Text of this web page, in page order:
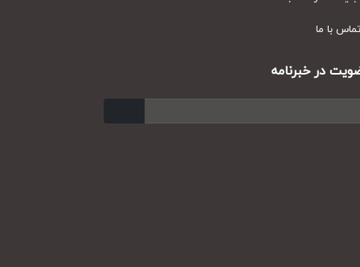
با ما
در خبرنامه